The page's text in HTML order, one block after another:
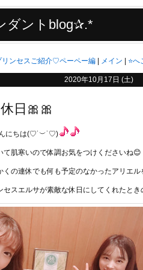
ダントblog✰.*
リンセスご紹介♡ペーペー編 メイン ⭐️
2020年10月17日 (土)
日🎀🎀
にちは(♡˙︶˙♡)
て肌寒いので体調お気をつけくださいね😊
くの連休でも何も予定のなかったアリエル
セスエルサが素敵な休日にしてくれたとき